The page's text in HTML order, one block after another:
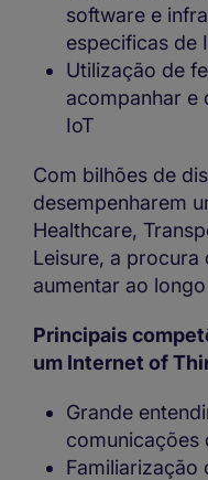
software e
especificas de
Utilização de
acompanhar e
IoT
Com bilhões de
desempenharem
Healthcare,
Leisure, a procura
aumentar ao
Principais
um Internet of
Grande
comunicações
Familiarização